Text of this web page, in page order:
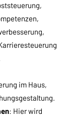
im Haus,
: Hier wird